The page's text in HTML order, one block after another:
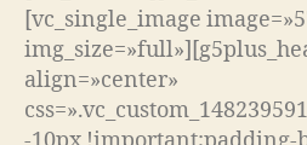
[vc_single_image
align=»center»